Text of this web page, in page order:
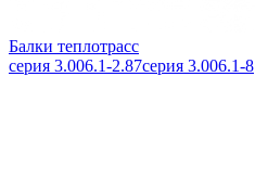
Балки теплотрасс
серия 3.006.1-2.87серия 3.006.1-8